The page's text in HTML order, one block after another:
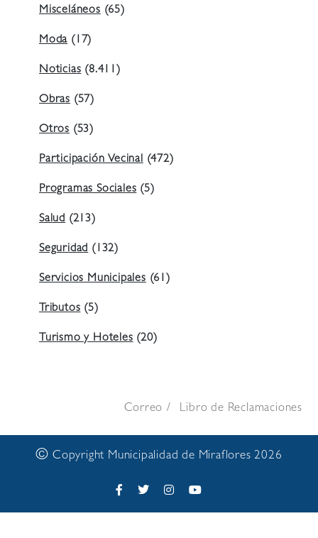
Misceláneos(65)
Moda(17)
Noticias(8.411)
Obras (57)
Otros (53)
Participación Vecinal(472)
Programas Sociales(5)
Salud (213)
Seguridad(132)
Servicios Municipales(61)
Tributos(5)
Turismo y Hoteles(20)
Correo Libro de Reclamaciones
© Copyright Municipalidad de Miraflores 2026